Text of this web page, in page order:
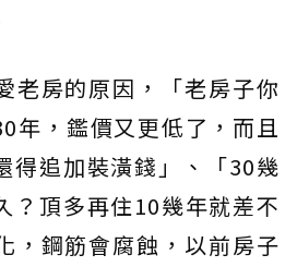
老房的原因，「老房子你
年，鑑價又更低了，而且
得追加裝潢錢」、「30幾
？頂多再住10幾年就差不
，鋼筋會腐蝕，以前房子